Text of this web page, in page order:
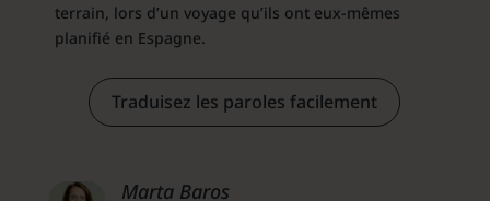
terrain, lors d’un voyage qu’ils ont eux-mêmes
planifié en Espagne.
Traduisez les paroles facilement
Marta Baros